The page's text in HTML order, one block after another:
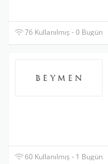
76 Kullanılmış - 0 Bugün
60 Kullanılmış - 1 Bugün